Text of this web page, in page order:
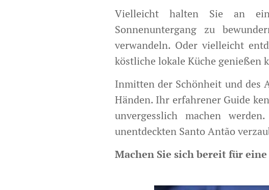
Vielleicht halten Sie an
Sonnenuntergang zu
verwandeln. Oder vielleicht
köstliche lokale Küche genießen
Inmitten der Schönheit und des
Händen. Ihr erfahrener Guide
unvergesslich machen
unentdeckten Santo Antão
Machen Sie sich bereit für